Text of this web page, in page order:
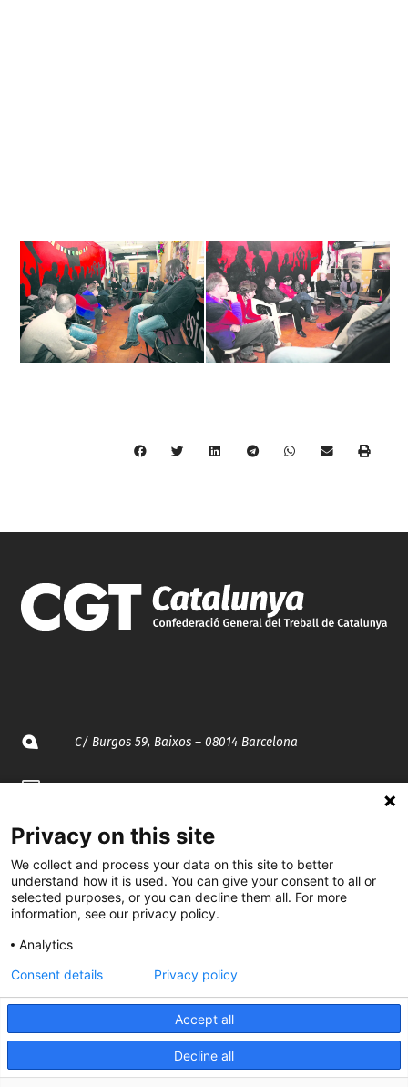
C/ Burgos 59, Baixos – 08014 Barcelona
935 120 481
@CGTCatalunya
cgtcatalunya
Desenvolupat per
Privacy on this site
We collect and process your data on this site to better
understand how it is used. You can give your consent to all or
selected purposes, or you can decline them all. For more
information, see our privacy policy.
Analytics
Accept all
Decline all
Consent details Privacy policy